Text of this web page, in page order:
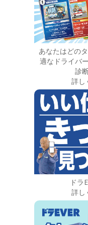
あなたはどの
適なドライバ
診
詳し
ドラ
詳し